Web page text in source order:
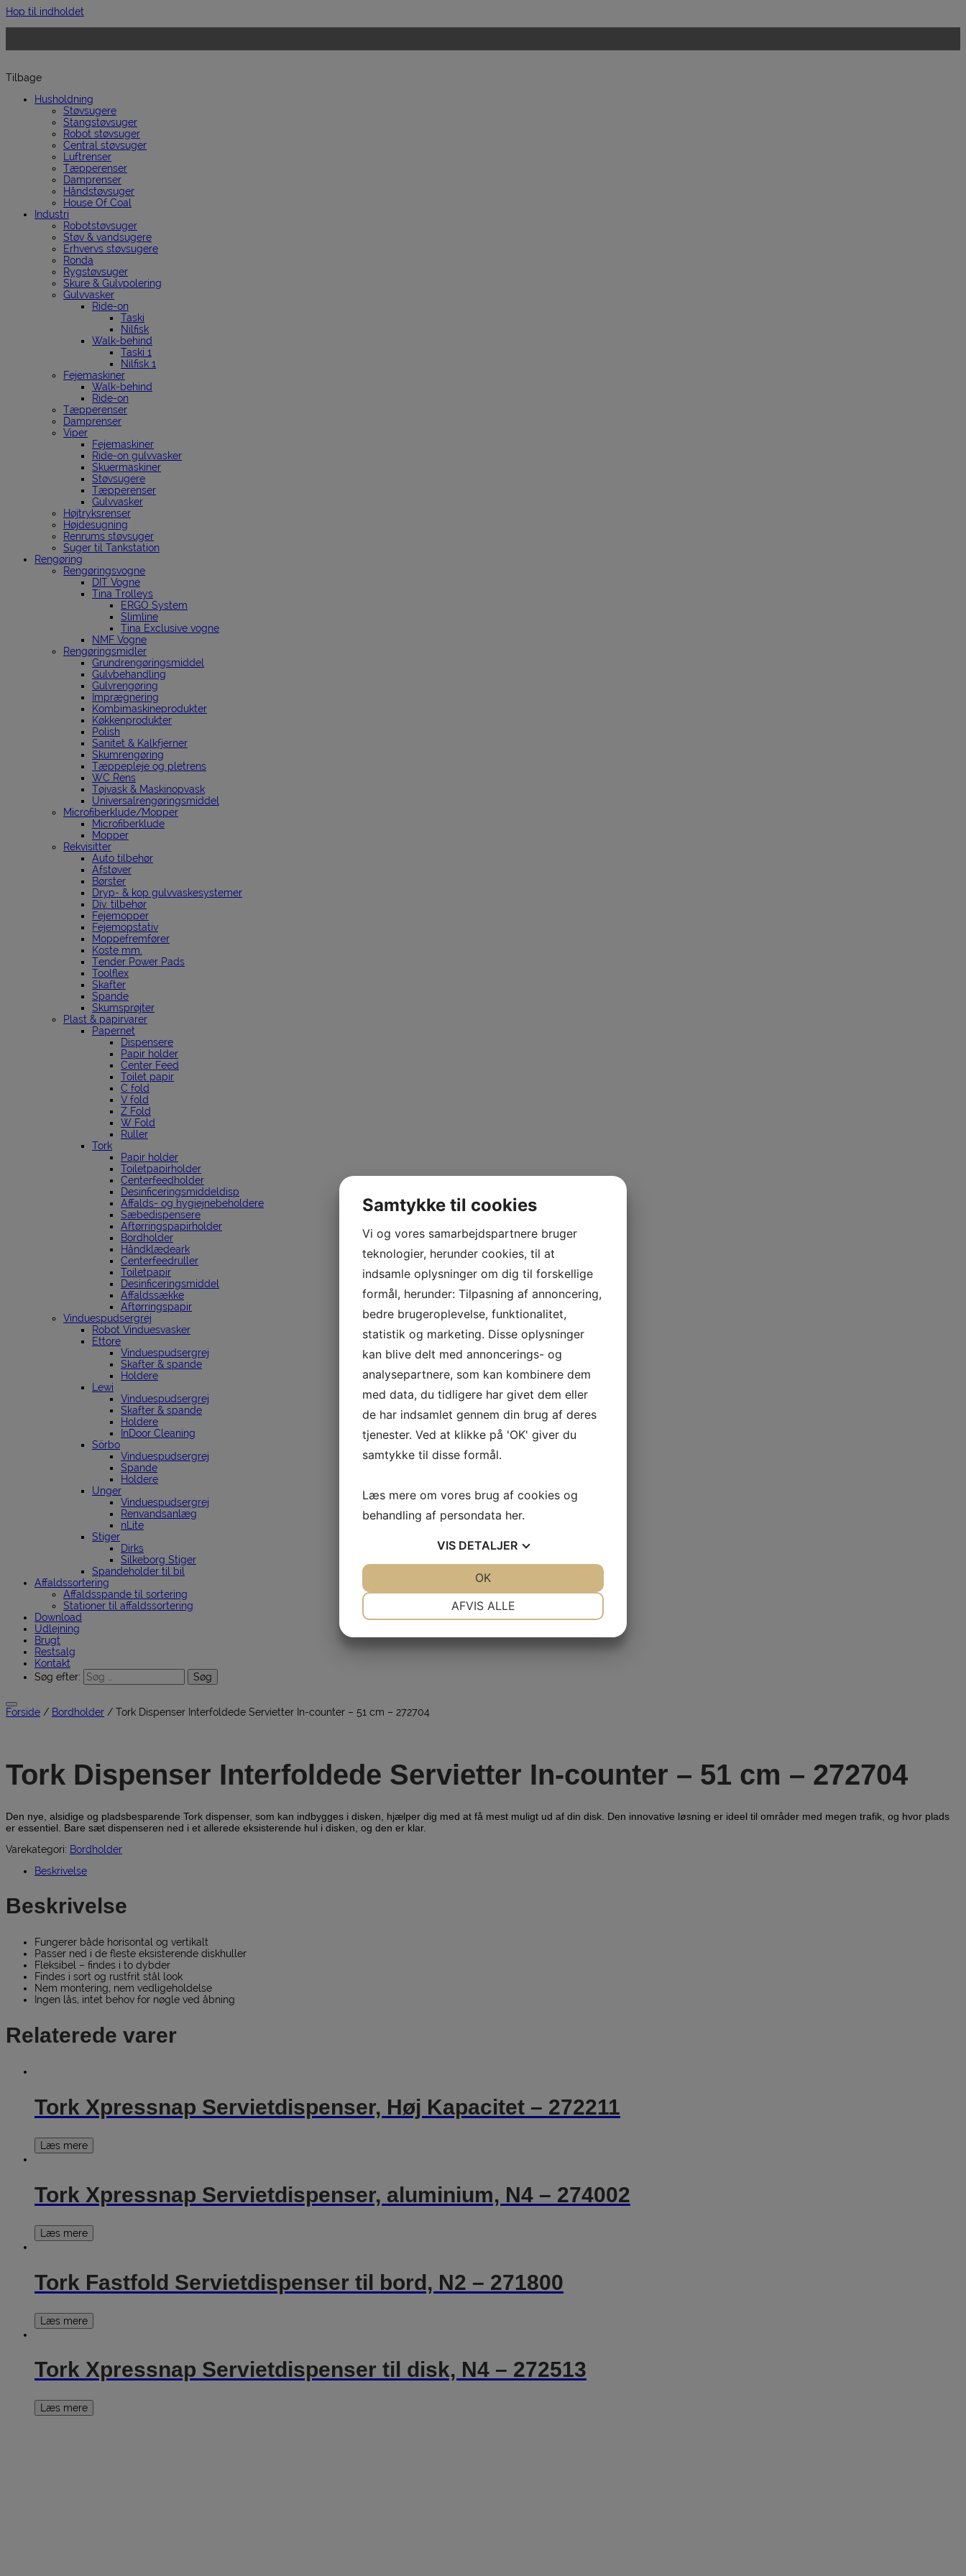
Hop til indholdet
Tilbage
Husholdning
Støvsugere
Stangstøvsuger
Robot støvsuger
Central støvsuger
Luftrenser
Tæpperenser
Damprenser
Håndstøvsuger
House Of Coal
Industri
Robotstøvsuger
Støv & vandsugere
Erhvervs støvsugere
Ronda
Rygstøvsuger
Skure & Gulvpolering
Gulvvasker
Ride-on
Taski
Nilfisk
Walk-behind
Taski 1
Nilfisk 1
Fejemaskiner
Walk-behind
Ride-on
Tæpperenser
Damprenser
Viper
Fejemaskiner
Ride-on gulvvasker
Skuermaskiner
Støvsugere
Tæpperenser
Gulvvasker
Højtryksrenser
Højdesugning
Renrums støvsuger
Suger til Tankstation
Rengøring
Rengøringsvogne
DIT Vogne
Tina Trolleys
ERGO System
Slimline
Tina Exclusive vogne
NMF Vogne
Rengøringsmidler
Grundrengøringsmiddel
Gulvbehandling
Gulvrengøring
Imprægnering
Kombimaskineprodukter
Køkkenprodukter
Polish
Sanitet & Kalkfjerner
Skumrengøring
Tæppepleje og pletrens
WC Rens
Tøjvask & Maskinopvask
Universalrengøringsmiddel
Microfiberklude/Mopper
Microfiberklude
Mopper
Rekvisitter
Auto tilbehør
Afstøver
Børster
Dryp- & kop gulvvaskesystemer
Div. tilbehør
Fejemopper
Fejemopstativ
Moppefremfører
Koste mm.
Tender Power Pads
Toolflex
Skafter
Spande
Skumsprøjter
Plast & papirvarer
Papernet
Dispensere
Papir holder
Center Feed
Toilet papir
C fold
V fold
Z Fold
W Fold
Ruller
Tork
Papir holder
Toiletpapirholder
Centerfeedholder
Desinficeringsmiddeldisp
Affalds- og hygiejnebeholdere
Sæbedispensere
Aftørringspapirholder
Bordholder
Håndklædeark
Centerfeedruller
Toiletpapir
Desinficeringsmiddel
Affaldssække
Aftørringspapir
Vinduespudsergrej
Robot Vinduesvasker
Ettore
Vinduespudsergrej
Skafter & spande
Holdere
Lewi
Vinduespudsergrej
Skafter & spande
Holdere
InDoor Cleaning
Sörbo
Vinduespudsergrej
Spande
Holdere
Unger
Vinduespudsergrej
Renvandsanlæg
nLite
Stiger
Dirks
Silkeborg Stiger
Spandeholder til bil
Affaldssortering
Affaldsspande til sortering
Stationer til affaldssortering
Download
Udlejning
Brugt
Restsalg
Kontakt
Søg efter:
Forside / Bordholder / Tork Dispenser Interfoldede Servietter In-counter – 51 cm – 272704
Tork Dispenser Interfoldede Servietter In-counter – 51 cm – 272704
Den nye, alsidige og pladsbesparende Tork dispenser, som kan indbygges i disken, hjælper dig med at få mest muligt ud af din disk. Den innovative løsning er ideel til områder med megen trafik, og hvor plads
er essentiel. Bare sæt dispenseren ned i et allerede eksisterende hul i disken, og den er klar.
Varekategori: Bordholder
Beskrivelse
Beskrivelse
Fungerer både horisontal og vertikalt
Passer ned i de fleste eksisterende diskhuller
Fleksibel – findes i to dybder
Findes i sort og rustfrit stål look
Nem montering, nem vedligeholdelse
Ingen lås, intet behov for nøgle ved åbning
Relaterede varer
Tork Xpressnap Servietdispenser, Høj Kapacitet – 272211
Læs mere
Tork Xpressnap Servietdispenser, aluminium, N4 – 274002
Læs mere
Tork Fastfold Servietdispenser til bord, N2 – 271800
Læs mere
Tork Xpressnap Servietdispenser til disk, N4 – 272513
Læs mere
Samtykke til cookies
Vi og vores samarbejdspartnere bruger
teknologier, herunder cookies, til at
indsamle oplysninger om dig til forskellige
formål, herunder: Tilpasning af annoncering,
bedre brugeroplevelse, funktionalitet,
statistik og marketing. Disse oplysninger
kan blive delt med annoncerings- og
analysepartnere, som kan kombinere dem
med data, du tidligere har givet dem eller
de har indsamlet gennem din brug af deres
tjenester. Ved at klikke på 'OK' giver du
samtykke til disse formål.
Læs mere om vores brug af cookies og
behandling af persondata her.
VIS DETALJER
AFVIS ALLE
OK